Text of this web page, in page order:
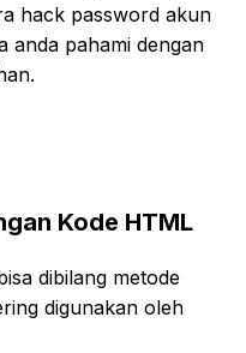
hack password akun
anda pahami dengan
Kode HTML
dibilang metode
digunakan oleh